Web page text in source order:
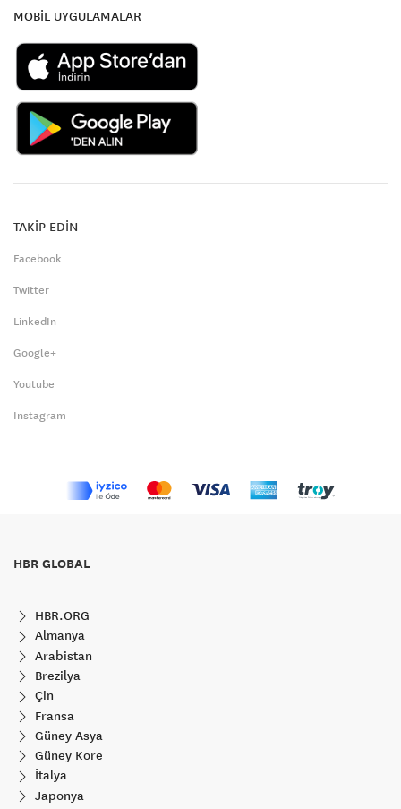
MOBİL UYGULAMALAR
TAKİP EDİN
Facebook
Twitter
LinkedIn
Google+
Youtube
Instagram
HBR GLOBAL
HBR.ORG
Almanya
Arabistan
Brezilya
Çin
Fransa
Güney Asya
Güney Kore
İtalya
Japonya